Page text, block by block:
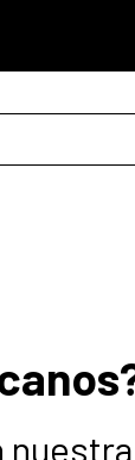
nuestra